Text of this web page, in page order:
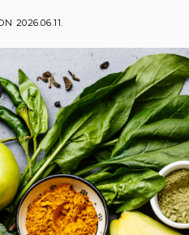
2026.06.11.